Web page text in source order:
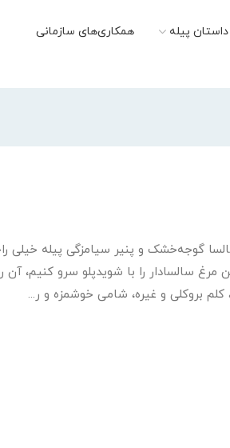
داستان پیله همکاری‌های سازمانی
گوجه‌خشک و پنیر سیامزگی پیله خیلی
سالسادار را با شویدپلو سرو کنیم،
بروکلی و غیره، شامی خوشمزه و ر...